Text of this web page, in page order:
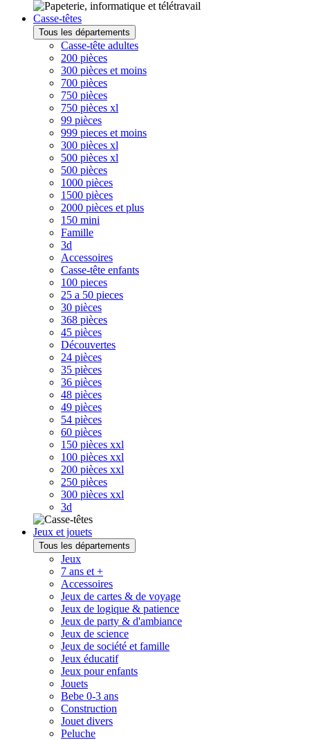
Casse-têtes
Tous les départements
Casse-tête adultes
200 pièces
300 pièces et moins
700 pièces
750 pièces
750 pièces xl
99 pièces
999 pieces et moins
300 pièces xl
500 pièces xl
500 pièces
1000 pièces
1500 pièces
2000 pièces et plus
150 mini
Famille
3d
Accessoires
Casse-tête enfants
100 pieces
25 a 50 pieces
30 pièces
368 pièces
45 pièces
Découvertes
24 pièces
35 pièces
36 pièces
48 pièces
49 pièces
54 pièces
60 pièces
150 pièces xxl
100 pièces xxl
200 pièces xxl
250 pièces
300 pièces xxl
3d
Jeux et jouets
Tous les départements
Jeux
7 ans et +
Accessoires
Jeux de cartes & de voyage
Jeux de logique & patience
Jeux de party & d'ambiance
Jeux de science
Jeux de société et famille
Jeux éducatif
Jeux pour enfants
Jouets
Bebe 0-3 ans
Construction
Jouet divers
Peluche